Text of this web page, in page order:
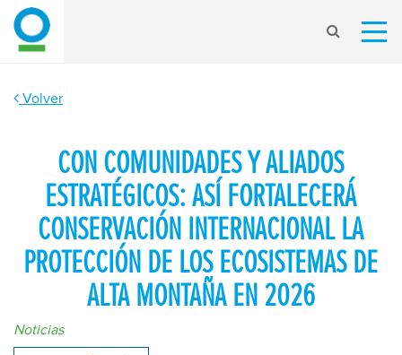
Volver
CON COMUNIDADES Y ALIADOS
ESTRATÉGICOS: ASÍ FORTALECERÁ
CONSERVACIÓN INTERNACIONAL LA
PROTECCIÓN DE LOS ECOSISTEMAS DE
ALTA MONTAÑA EN 2026
Noticias